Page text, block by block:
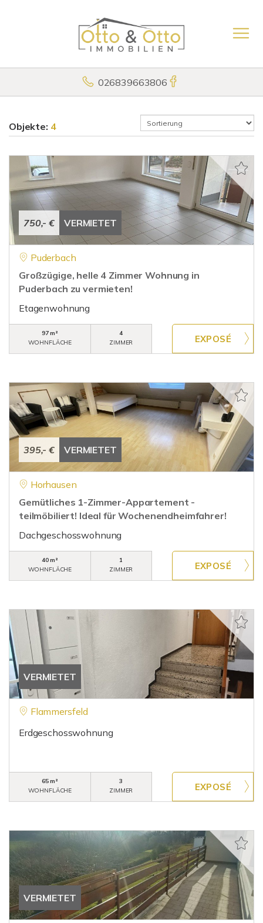
026839663806
Objekte: 4
750,- € VERMIETET
Puderbach
Großzügige, helle 4 Zimmer Wohnung in
Puderbach zu vermieten!
Etagenwohnung
97 m²
WOHNFLÄCHE
4
ZIMMER
395,- € VERMIETET
Horhausen
Gemütliches 1-Zimmer-Appartement -
teilmöbiliert! Ideal für Wochenendheimfahrer!
Dachgeschosswohnung
40 m²
WOHNFLÄCHE
1
ZIMMER
VERMIETET
Flammersfeld
Erdgeschosswohnung
65 m²
WOHNFLÄCHE
3
ZIMMER
VERMIETET